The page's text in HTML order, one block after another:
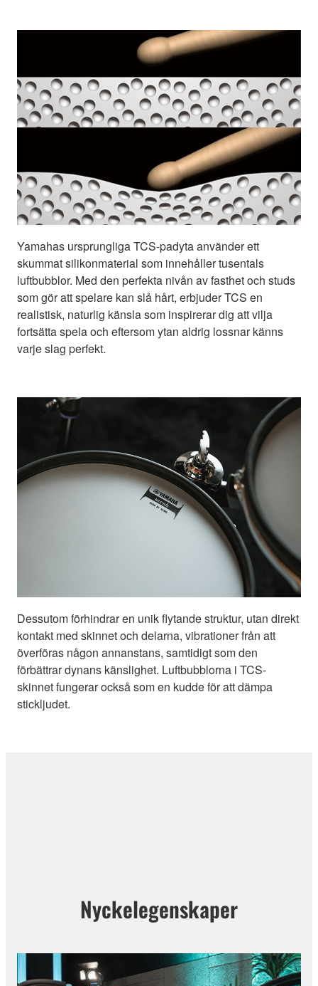
Yamahas ursprungliga TCS-padyta använder ett
skummat silikonmaterial som innehåller tusentals
luftbubblor. Med den perfekta nivån av fasthet och studs
som gör att spelare kan slå hårt, erbjuder TCS en
realistisk, naturlig känsla som inspirerar dig att vilja
fortsätta spela och eftersom ytan aldrig lossnar känns
varje slag perfekt.
Dessutom förhindrar en unik flytande struktur, utan direkt
kontakt med skinnet och delarna, vibrationer från att
överföras någon annanstans, samtidigt som den
förbättrar dynans känslighet. Luftbubblorna i TCS-
skinnet fungerar också som en kudde för att dämpa
stickljudet.
Nyckelegenskaper